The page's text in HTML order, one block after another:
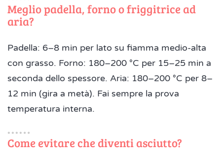
Meglio padella, forno o friggitrice ad
aria?
Padella: 6–8 min per lato su fiamma medio-alta
con grasso. Forno: 180–200 °C per 15–25 min a
seconda dello spessore. Aria: 180–200 °C per 8–
12 min (gira a metà). Fai sempre la prova
temperatura interna.
Come evitare che diventi asciutto?